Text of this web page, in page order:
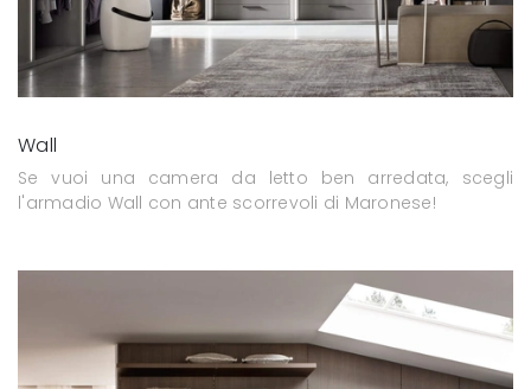
Wall
Se vuoi una camera da letto ben arredata, scegli
l'armadio Wall con ante scorrevoli di Maronese!